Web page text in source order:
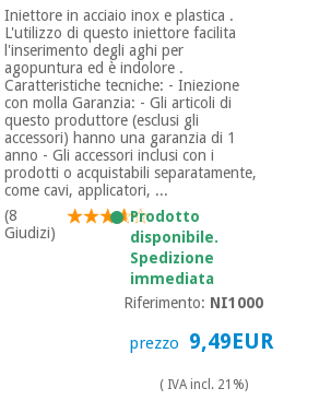
Iniettore in acciaio inox e plastica .
L'utilizzo di questo iniettore facilita
l'inserimento degli aghi per
agopuntura ed è indolore .
Caratteristiche tecniche: - Iniezione
con molla Garanzia: - Gli articoli di
questo produttore (esclusi gli
accessori) hanno una garanzia di 1
anno - Gli accessori inclusi con i
prodotti o acquistabili separatamente,
come cavi, applicatori, ...
(8
Giudizi)
Prodotto
disponibile.
Spedizione
immediata
Riferimento: NI1000
prezzo 9,49EUR
( IVA incl. 21%)